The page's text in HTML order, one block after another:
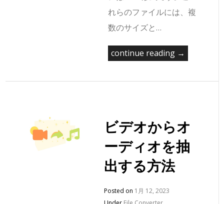
れらのファイルには、複
数のサイズと…
continue reading →
ビデオからオ
ーディオを抽
出する方法
Posted on 1月 12, 2023